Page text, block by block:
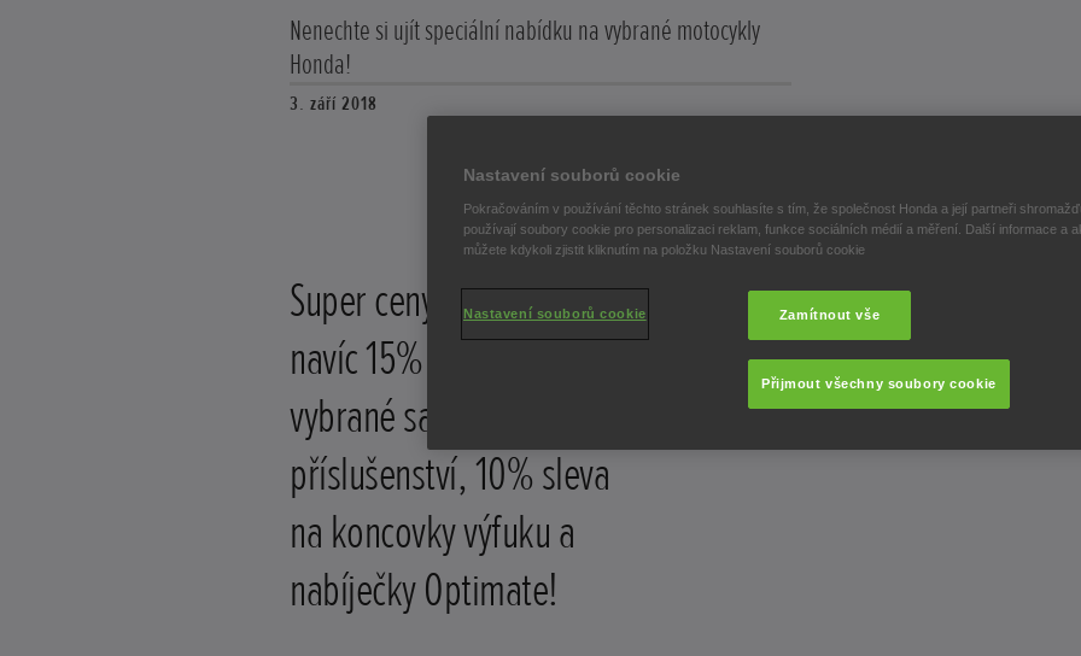
Nenechte si ujít speciální nabídku na vybrané motocykly
Honda!
3. září 2018
Super ceny motocyklů a
navíc 15% sleva na
vybrané sady
příslušenství, 10% sleva
na koncovky výfuku a
nabíječky Optimate!
Nastavení souborů cookie
Pokračováním v používání těchto stránek souhlasíte s tím, že společnost Honda a její partneři
používají soubory cookie pro personalizaci reklam, funkce sociálních médií a měření. Další informace a
můžete kdykoli zjistit kliknutím na položku Nastavení souborů cookie
Zamítnout vše
Přijmout všechny soubory cookie
Nastavení souborů cookie